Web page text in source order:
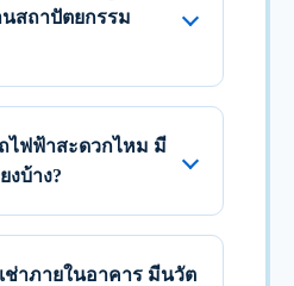
สถาปัตยกรรม
ไฟฟ้าสะดวกไหม มี
งบ้าง?
าภายในอาคาร มีนวัต